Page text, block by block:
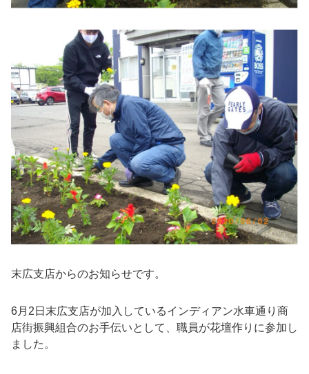
末広支店からのお知らせです。
6月2日末広支店が加入しているインディアン水車通り商
店街振興組合のお手伝いとして、職員が花壇作りに参加し
ました。